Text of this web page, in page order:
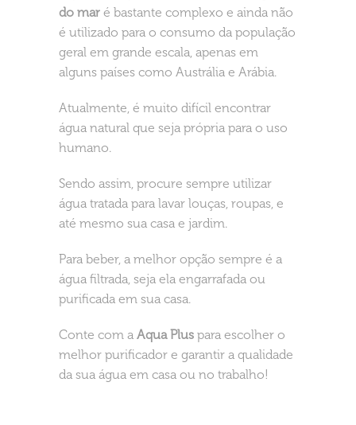
do mar é bastante complexo e ainda não
é utilizado para o consumo da população
geral em grande escala, apenas em
alguns países como Austrália e Arábia.
Atualmente, é muito difícil encontrar
água natural que seja própria para o uso
humano.
Sendo assim, procure sempre utilizar
água tratada para lavar louças, roupas, e
até mesmo sua casa e jardim.
Para beber, a melhor opção sempre é a
água filtrada, seja ela engarrafada ou
purificada em sua casa.
Conte com a Aqua Plus para escolher o
melhor purificador e garantir a qualidade
da sua água em casa ou no trabalho!